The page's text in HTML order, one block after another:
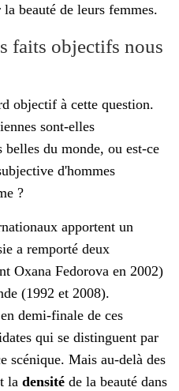
beauté de leurs femmes.
faits objectifs nous
objectif à cette question.
sont-elles
du monde, ou est-ce
d'hommes
?
apportent un
a remporté deux
Oxana Fedorova en 2002)
(1992 et 2008).
demi-finale de ces
qui se distinguent par
scénique. Mais au-delà des
la densité de la beauté dans